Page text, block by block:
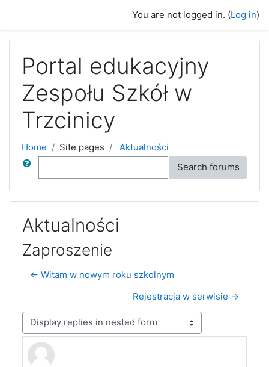
You are not logged in. (Log in)
Portal edukacyjny
Zespołu Szkół w
Trzcinicy
Home Site pages
Aktualności
Search
Search forums
Aktualności
Zaproszenie
← Witam w nowym roku szkolnym
Rejestracja w serwisie →
Display mode